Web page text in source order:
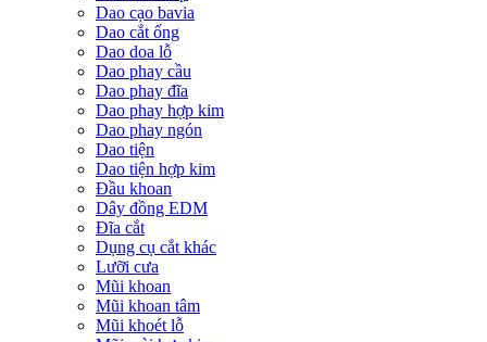
Dao cạo bavia
Dao cắt ống
Dao doa lỗ
Dao phay cầu
Dao phay đĩa
Dao phay hợp kim
Dao phay ngón
Dao tiện
Dao tiện hợp kim
Đầu khoan
Dây đồng EDM
Đĩa cắt
Dụng cụ cắt khác
Lưỡi cưa
Mũi khoan
Mũi khoan tâm
Mũi khoét lỗ